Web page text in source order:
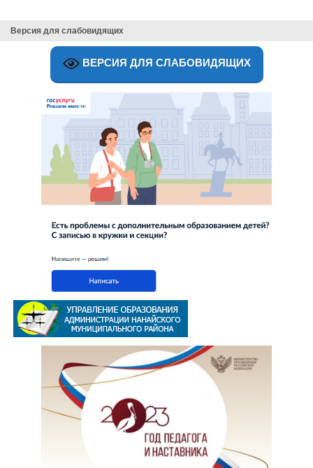
Версия для слабовидящих
ВЕРСИЯ ДЛЯ СЛАБОВИДЯЩИХ